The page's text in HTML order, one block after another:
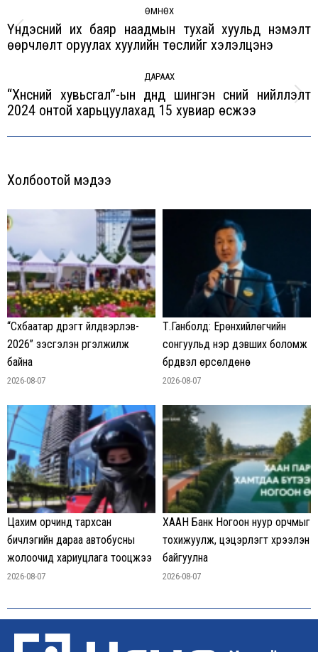
navigation
ӨМНӨХ
Previous
post:
Үндэсний их баяр наадмын тухай хуульд нэмэлт
өөрчлөлт оруулах хуулийн төслийг хэлэлцэнэ
ДАРААХ
Next
“Хүнсний хувьсгал”-ын дүнд шингэн сүүний нийлүүлэлт
2024 онтой харьцуулахад 15 хувиар өсжээ
Холбоотой мэдээ
“Сүхбаатар дүүрэгт үйлдвэрлэв-
2026” үзэсгэлэн үргэлжилж
байна
2026-08-07
Т.Ганболд: Ерөнхийлөгчийн
сонгуульд нэр дэвших боломж
бүрдвэл өрсөлдөнө
2026-08-07
Цахим орчинд тархсан
бичлэгийн дараа автобусны
жолоочид хариуцлага тооцжээ
2026-08-07
ХААН Банк Ногоон нуур орчмыг
тохижуулж, цэцэрлэгт хүрээлэн
байгуулна
2026-08-07